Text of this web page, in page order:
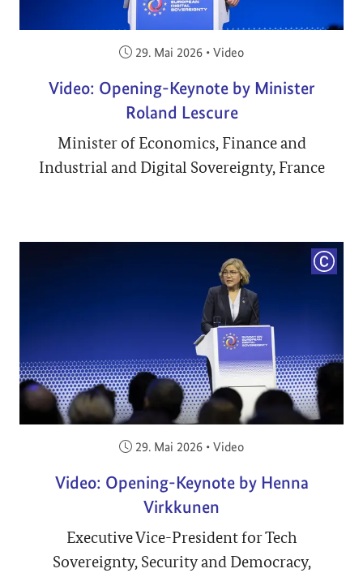
Veröffentlicht am:
29. Mai 2026 • Video
Video: Opening-Keynote by Minister
Roland Lescure
Minister of Economics, Finance and
Industrial and Digital Sovereignty, France
Veröffentlicht am:
29. Mai 2026 • Video
Video: Opening-Keynote by Henna
Virkkunen
Executive Vice-President for Tech
Sovereignty, Security and Democracy,